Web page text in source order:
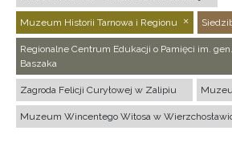
Muzeum Historii Tarnowa i Regionu
Regionalne Centrum Edukacji o Pamięci im.
Baszaka
Zagroda Felicji Curyłowej w Zalipiu
Muzeum Wincentego Witosa w